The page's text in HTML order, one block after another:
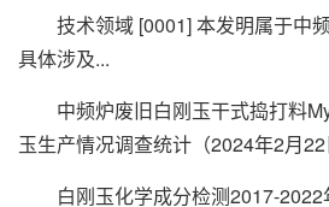
技术领域 [0001] 本发明属于中频
具体涉及...
中频炉废旧白刚玉干式捣打料
玉生产情况调查统计（2024年2月22
白刚玉化学成分检测2017-2022